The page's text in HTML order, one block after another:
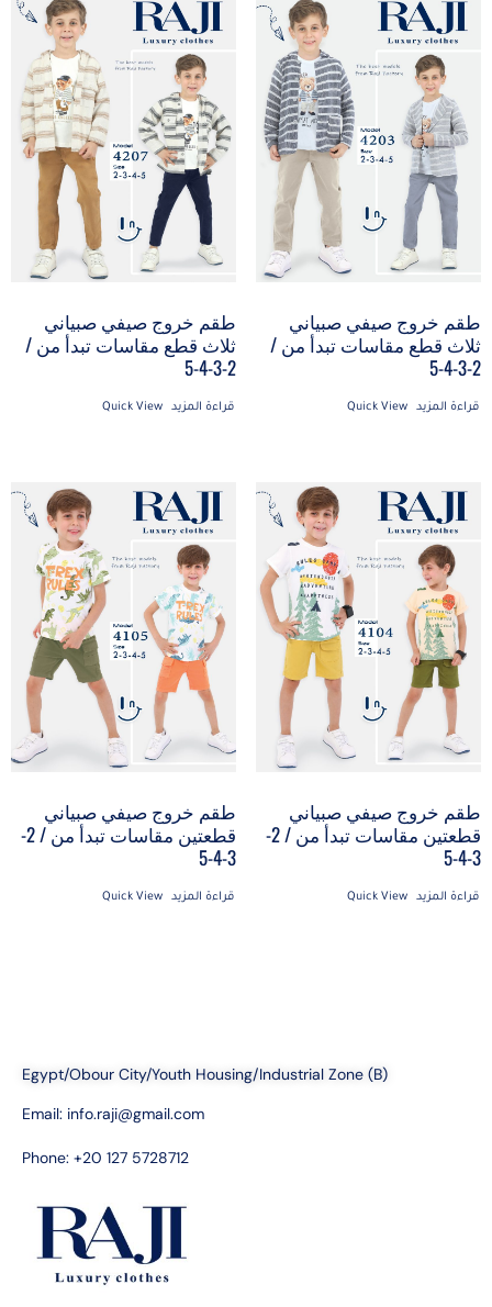
طقم خروج صيفي صبياني
ثلاث قطع مقاسات تبدأ من /
2-3-4-5
قراءة المزيد Quick View
طقم خروج صيفي صبياني
ثلاث قطع مقاسات تبدأ من /
2-3-4-5
قراءة المزيد Quick View
طقم خروج صيفي صبياني
قطعتين مقاسات تبدأ من / 2-
3-4-5
قراءة المزيد Quick View
طقم خروج صيفي صبياني
قطعتين مقاسات تبدأ من / 2-
3-4-5
قراءة المزيد Quick View
Egypt/Obour City/Youth Housing/Industrial Zone (B)
Email: info.raji@gmail.com
Phone: +20 127 5728712